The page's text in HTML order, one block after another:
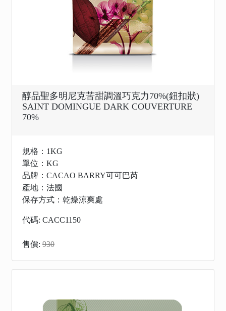
醇品聖多明尼克苦甜調溫巧克力70%(鈕扣狀)
SAINT DOMINGUE DARK COUVERTURE
70%
規格：1KG
單位：KG
品牌：CACAO BARRY可可巴芮
產地：法國
保存方式：乾燥涼爽處
代碼: CACC1150
售價: 930